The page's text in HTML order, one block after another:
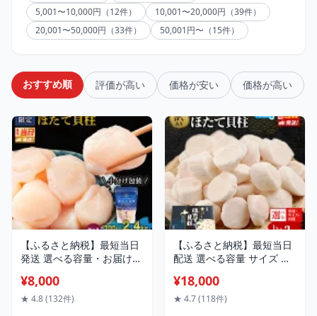
5,001〜10,000円（12件）
10,001〜20,000円（39件）
20,001〜50,000円（33件）
50,001円〜（15件）
おすすめ順 評価が高い 価格が安い 価格が高い
【ふるさと納税】最短当日
発送 選べる容量・お届け日
ほたて 玉冷小分け パック
300g～2.4kg 湧別漁業協同
¥8,000
★ 4.8 (132件)
【ふるさと納税】最短当日
配送 選べる容量 サイズ 回
ク産 冷凍 ほたて 貝柱フレ
ーク 1kg～3kg ホタテ ラン
¥18,000
★ 4.7 (118件)